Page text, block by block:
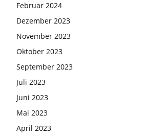
Februar 2024
Dezember 2023
November 2023
Oktober 2023
September 2023
Juli 2023
Juni 2023
Mai 2023
April 2023